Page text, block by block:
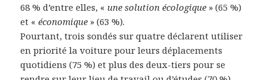
68 % d’entre elles, « une solution écologique » (65 %)
et «économique » (63 %).
Pourtant, trois sondés sur quatre déclarent utiliser
en priorité la voiture pour leurs déplacements
quotidiens (75 %) et plus des deux-tiers pour se